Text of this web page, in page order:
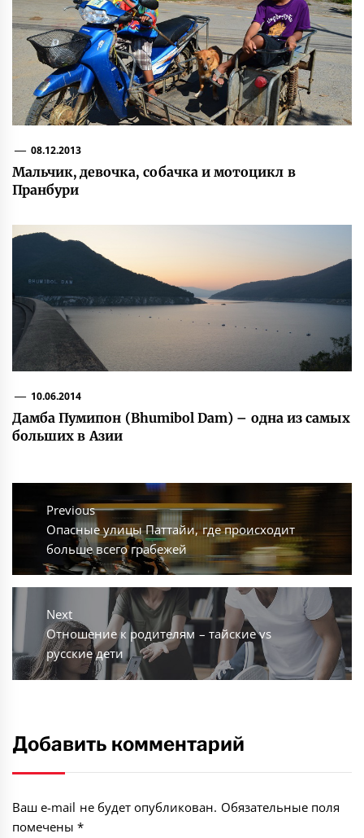
08.12.2013
Мальчик, девочка, собачка и мотоцикл в
Пранбури
10.06.2014
Дамба Пумипон (Bhumibol Dam) – одна из самых
больших в Азии
Навигация
по
записям
Previous
Previous
post:
Опасные улицы Паттайи, где происходит
больше всего грабежей
Next
Next
post:
Отношение к родителям – тайские vs
русские дети
Добавить комментарий
Ваш e-mail не будет опубликован. Обязательные поля
помечены*